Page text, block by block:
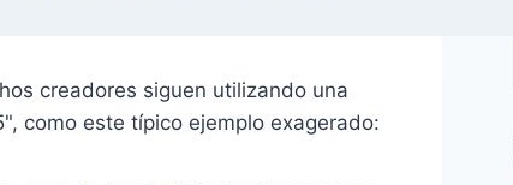
creadores siguen utilizando una
como este típico ejemplo exagerado: